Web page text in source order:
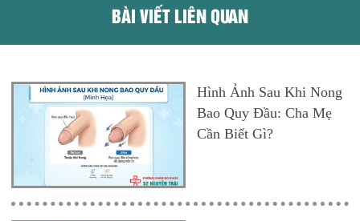
BÀI VIẾT LIÊN QUAN
Hình Ảnh Sau Khi Nong
Bao Quy Đầu: Cha Mẹ
Cần Biết Gì?